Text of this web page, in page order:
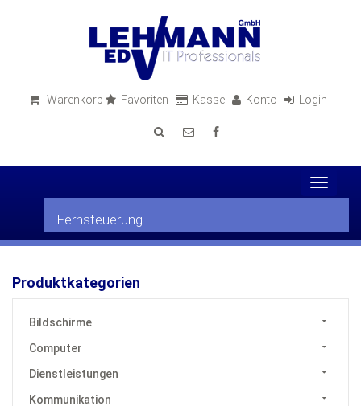
Warenkorb Favoriten Kasse Konto Login
Toggle
Fernsteuerung
Produktkategorien
Bildschirme
Computer
Dienstleistungen
Kommunikation